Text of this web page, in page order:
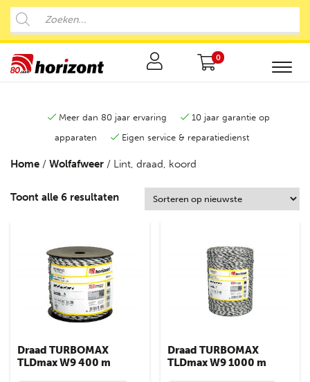
0
Meer dan 80 jaar ervaring
10 jaar garantie op
apparaten
Eigen service & reparatiedienst
Toont alle 6 resultaten
Draad TURBOMAX
TLDmax W9 400 m
Draad TURBOMAX
TLDmax W9 1000 m
Home / Wolfafweer / Lint, draad, koord